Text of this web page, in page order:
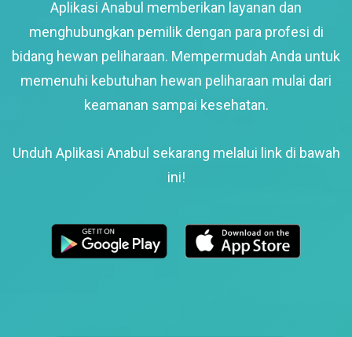
Aplikasi Anabul memberikan layanan dan
menghubungkan pemilik dengan para profesi di
bidang hewan peliharaan. Mempermudah Anda untuk
memenuhi kebutuhan hewan peliharaan mulai dari
keamanan sampai kesehatan.
Unduh Aplikasi Anabul sekarang melalui link di bawah
ini!